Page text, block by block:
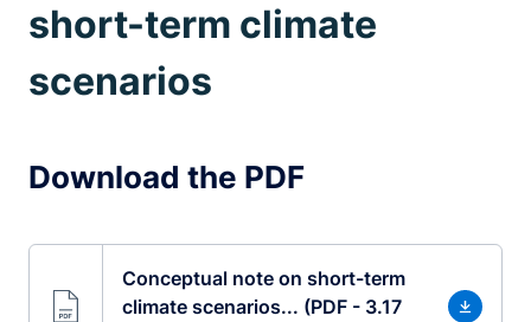
short-term climate
scenarios
Download the PDF
Conceptual note on short-term
climate scenarios... (PDF - 3.17